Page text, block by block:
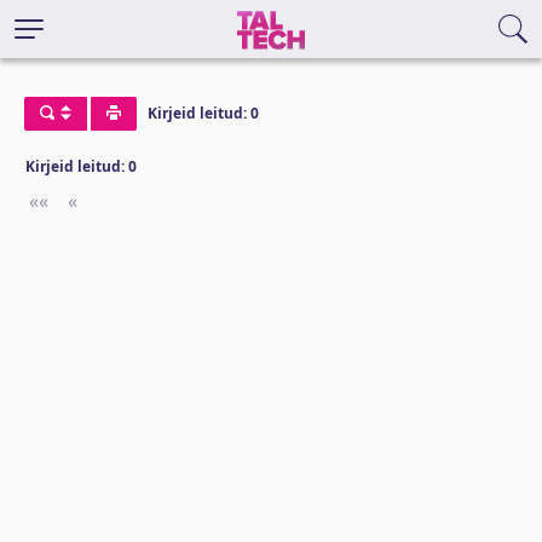
Kirjeid leitud: 0
Kirjeid leitud: 0
«« First
«